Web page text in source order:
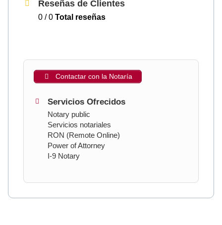
Reseñas de Clientes
0 / 0 Total reseñas
Contactar con la Notaría
Servicios Ofrecidos
Notary public
Servicios notariales
RON (Remote Online)
Power of Attorney
I-9 Notary